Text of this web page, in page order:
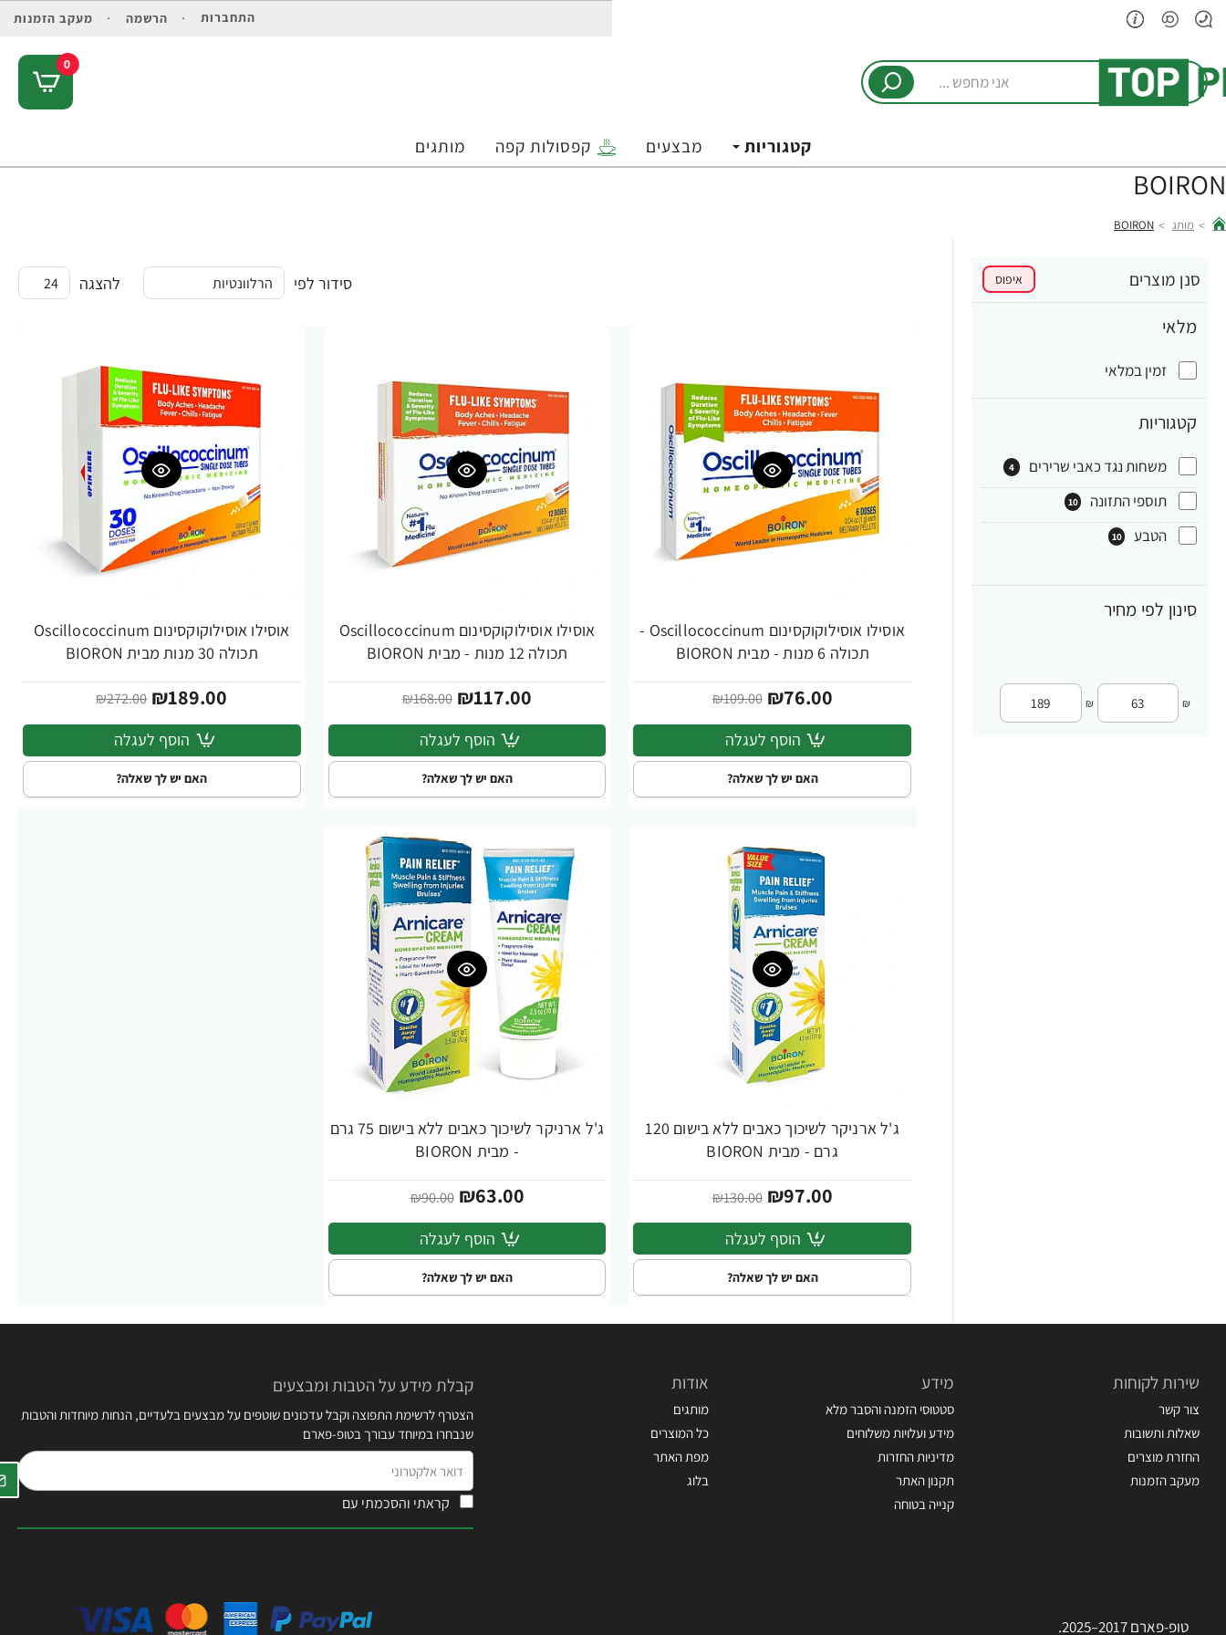
התחברות הרשמה מעקב הזמנות
מחפש
0
קטגוריות מבצעים קפסולות קפה מותגים
BOIRON
מותג BOIRON
סנן מוצרים איפוס
מלאי
זמין במלאי
קטגוריות
משחות נגד כאבי שרירים 4
תוספי התזונה 10
הטבע 10
סינון לפי מחיר
₪
₪
סידור לפי להצגה
-30%
אוסילו אוסילוקוקסינום Oscillococcinum -
תכולה 6 מנות - מבית BIORON
₪76.00
₪109.00
הוסף לעגלה
האם יש לך שאלה?
-30%
אוסילו אוסילוקוקסינום Oscillococcinum
תכולה 12 מנות - מבית BIORON
₪117.00
₪168.00
הוסף לעגלה
האם יש לך שאלה?
-31%
אוסילו אוסילוקוקסינום Oscillococcinum
תכולה 30 מנות מבית BIORON
₪189.00
₪272.00
הוסף לעגלה
האם יש לך שאלה?
-25%
ג'ל ארניקר לשיכוך כאבים ללא בישום 120
גרם - מבית BIORON
₪97.00
₪130.00
הוסף לעגלה
האם יש לך שאלה?
-30%
ג'ל ארניקר לשיכוך כאבים ללא בישום 75 גרם
- מבית BIORON
₪63.00
₪90.00
הוסף לעגלה
האם יש לך שאלה?
שירות לקוחות
צור קשר
שאלות ותשובות
החזרת מוצרים
מעקב הזמנות
מידע
סטטוסי הזמנה והסבר מלא
מידע ועלויות משלוחים
מדיניות החזרות
תקנון האתר
קנייה בטוחה
אודות
מותגים
כל המוצרים
מפת האתר
בלוג
קבלת מידע על הטבות ומבצעים
הצטרף לרשימת התפוצה וקבל עדכונים שוטפים על מבצעים בלעדיים, הנחות מיוחדות והטבות
שנבחרו במיוחד עבורך בטופ-פארם
אלקטרוני
קראתי והסכמתי עם
טופ-פארם 2017–2025.